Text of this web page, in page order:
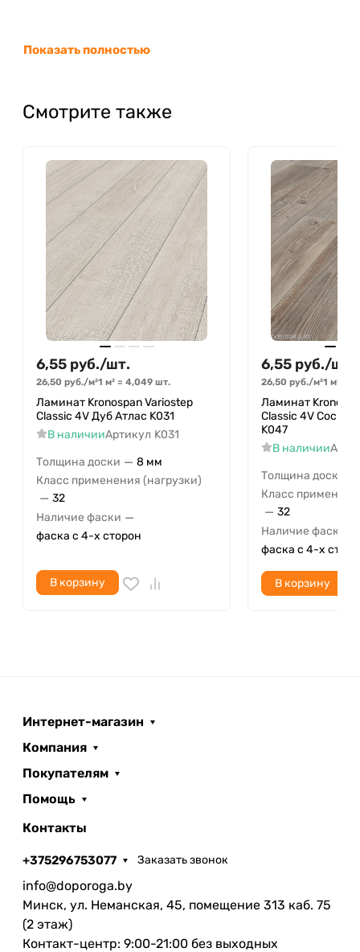
Показать полностью
Смотрите также
6,55 руб./шт.
26,50 руб./м²1 м² = 4,049 шт.
Ламинат Kronospan Variostep
Classic 4V Дуб Атлас K031
В наличииАртикул K031
Толщина доски — 8 мм
Класс применения (нагрузки)
— 32
Наличие фаски —
фаска с 4-х сторон
В корзину
6,55 руб./шт.
26,50 руб./м²1 м²
Ламинат
Classic 4V Сосна
K047
В наличии
Толщина доски
Класс
— 32
Наличие фаски
фаска с 4-х
В корзину
Интернет-магазин
Компания
Покупателям
Помощь
Контакты
+375296753077 Заказать звонок
info@doporoga.by
Минск, ул. Неманская, 45, помещение 313 каб. 75
(2 этаж)
Контакт-центр: 9:00-21:00 без выходных